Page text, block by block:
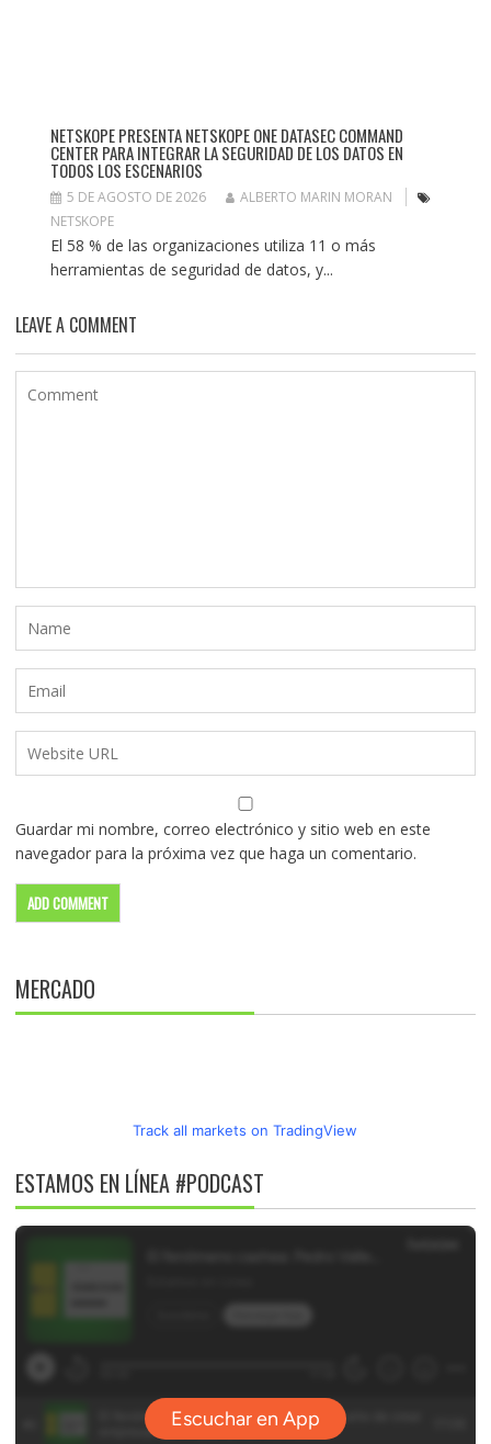
NETSKOPE PRESENTA NETSKOPE ONE DATASEC COMMAND
CENTER PARA INTEGRAR LA SEGURIDAD DE LOS DATOS EN
TODOS LOS ESCENARIOS
5 DE AGOSTO DE 2026
ALBERTO MARIN MORAN
NETSKOPE
El 58 % de las organizaciones utiliza 11 o más
herramientas de seguridad de datos, y...
LEAVE A COMMENT
Guardar mi nombre, correo electrónico y sitio web en este
navegador para la próxima vez que haga un comentario.
MERCADO
Track all markets on TradingView
ESTAMOS EN LÍNEA #PODCAST